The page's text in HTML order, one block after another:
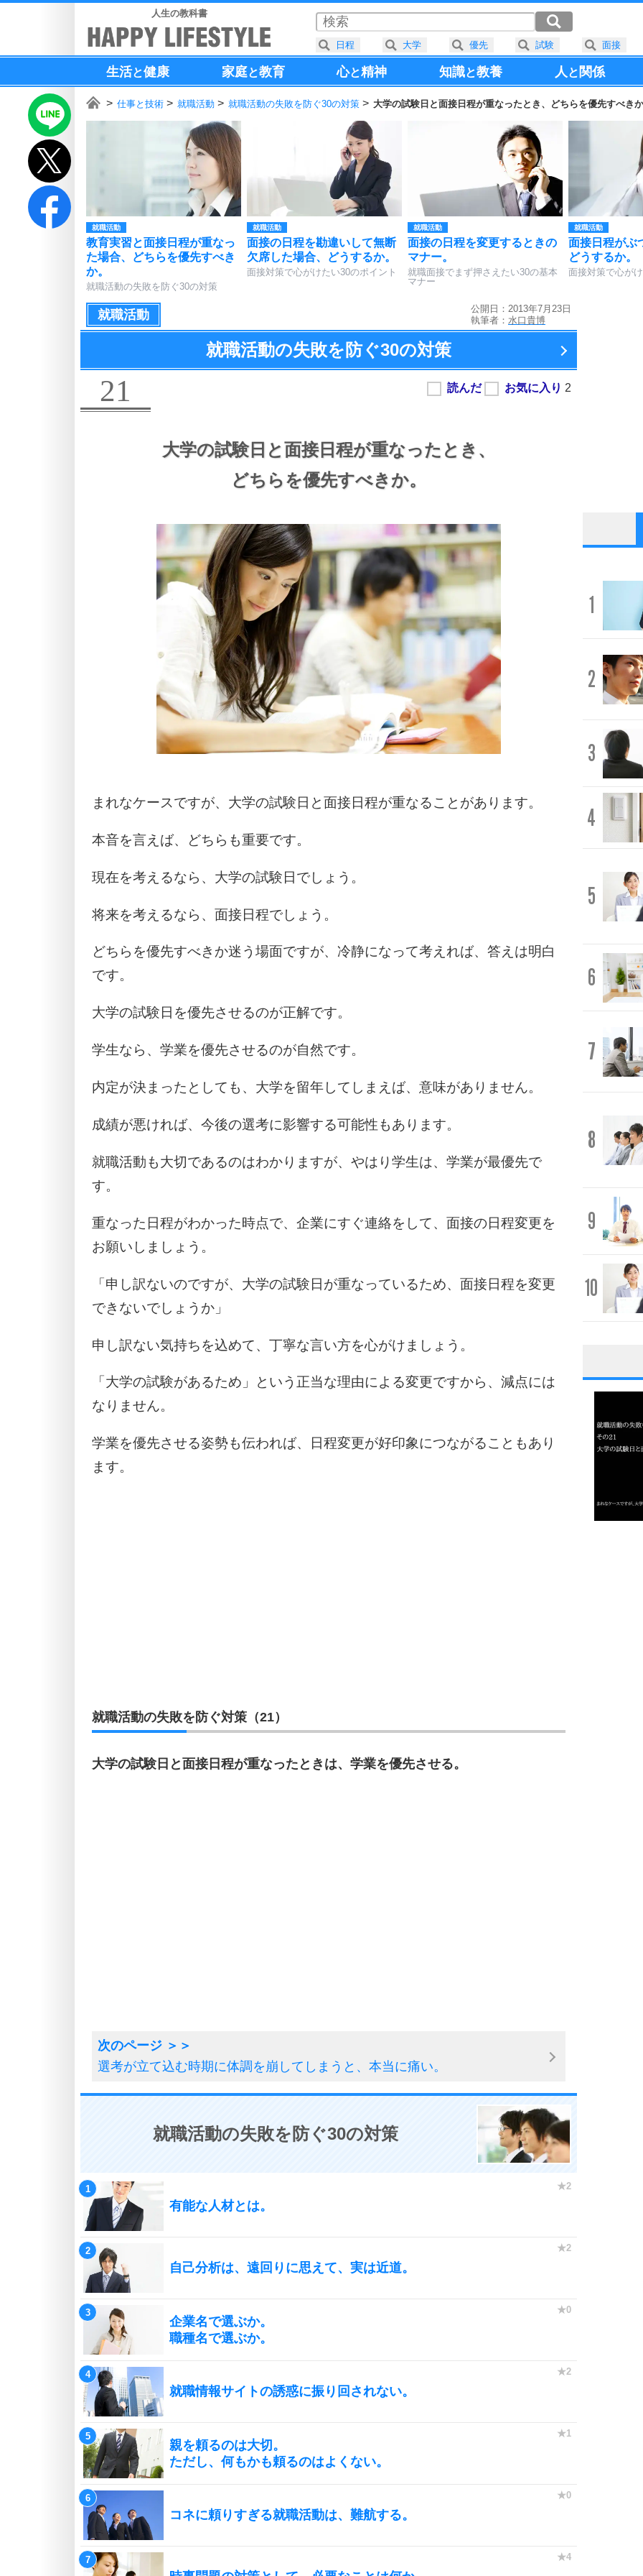
人生の教科書
生活と健康 家庭と教育 心と精神 知識と教養 人と 関係
仕事と技術 就職活動 就職活動の失敗を防ぐ30の対策 大学の試験日と面接日程が重なったとき、どちらを優先すべきか
就職活動
教育実習と面接日程が重なっ
た場合、どちらを優先すべき
か。
就職活動の失敗を防ぐ30の対策
就職活動
面接の日程を勘違いして無断
欠席した場合、どうするか。
面接対策で心がけたい30のポイント
就職活動
面接の日程を変更するときの
マナー。
就職面接でまず押さえたい30の基本
マナー
就職活動
面接日程がぶ
どうするか。
面接対策で心が
就職活動
公開日：2013年7月23日
執筆者： 水口貴博
就職活動の失敗を防ぐ30の対策
21
大学の試験日と面接日程が重なったとき、
どちらを優先すべきか。
まれなケースですが、大学の試験日と面接日程が重なることがあります。
本音を言えば、どちらも重要です。
現在を考えるなら、大学の試験日でしょう。
将来を考えるなら、面接日程でしょう。
どちらを優先すべきか迷う場面ですが、冷静になって考えれば、答えは明白
です。
大学の試験日を優先させるのが正解です。
学生なら、学業を優先させるのが自然です。
内定が決まったとしても、大学を留年してしまえば、意味がありません。
成績が悪ければ、今後の選考に影響する可能性もあります。
就職活動も大切であるのはわかりますが、やはり学生は、学業が最優先で
す。
重なった日程がわかった時点で、企業にすぐ連絡をして、面接の日程変更を
お願いしましょう。
「申し訳ないのですが、大学の試験日が重なっているため、面接日程を変更
できないでしょうか」
申し訳ない気持ちを込めて、丁寧な言い方を心がけましょう。
「大学の試験があるため」という正当な理由による変更ですから、減点には
なりません。
学業を優先させる姿勢も伝われば、日程変更が好印象につながることもあり
ます。
就職活動の失敗を防ぐ対策（21）
大学の試験日と面接日程が重なったときは、学業を優先させる。
選考が立て込む時期に体調を崩してしまうと、本当に痛い。
就職活動の失敗を防ぐ30の対策
有能な人材とは。
自己分析は、遠回りに思えて、実は近道。
企業名で選ぶか。
職種名で選ぶか。
就職情報サイトの誘惑に振り回されない。
親を頼るのは大切。
ただし、何もかも頼るのはよくない。
コネに頼りすぎる就職活動は、難航する。
1
2
3
4
5
6
7
8
9
10
1
3
日程 大学 優先 試験 面接